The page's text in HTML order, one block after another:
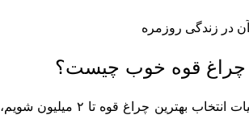
چراغ قوه خوب چیست؟
قبل از اینکه وارد جزئیات انتخاب بهترین چراغ قوه تا ۲ میلیون شویم،